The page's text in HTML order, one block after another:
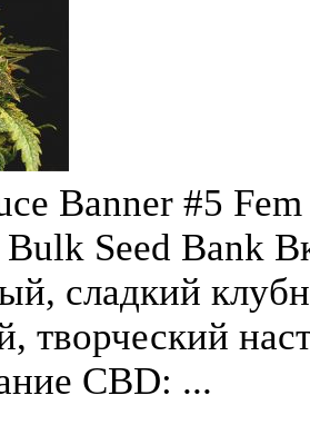
Banner #5
Seed Bank
сладкий
творческий
CBD: ...